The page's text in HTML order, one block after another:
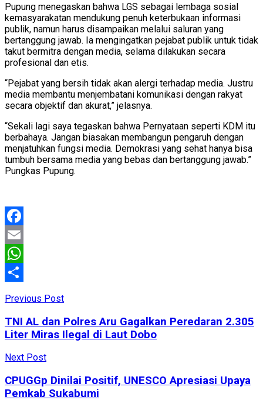
Pupung menegaskan bahwa LGS sebagai lembaga sosial
kemasyarakatan mendukung penuh keterbukaan informasi
publik, namun harus disampaikan melalui saluran yang
bertanggung jawab. Ia mengingatkan pejabat publik untuk tidak
takut bermitra dengan media, selama dilakukan secara
profesional dan etis.
“Pejabat yang bersih tidak akan alergi terhadap media. Justru
media membantu menjembatani komunikasi dengan rakyat
secara objektif dan akurat,” jelasnya.
“Sekali lagi saya tegaskan bahwa Pernyataan seperti KDM itu
berbahaya. Jangan biasakan membangun pengaruh dengan
menjatuhkan fungsi media. Demokrasi yang sehat hanya bisa
tumbuh bersama media yang bebas dan bertanggung jawab.”
Pungkas Pupung.
Facebook
Email
WhatsApp
Previous Post
TNI AL dan Polres Aru Gagalkan Peredaran 2.305
Liter Miras Ilegal di Laut Dobo
Next Post
CPUGGp Dinilai Positif, UNESCO Apresiasi Upaya
Pemkab Sukabumi